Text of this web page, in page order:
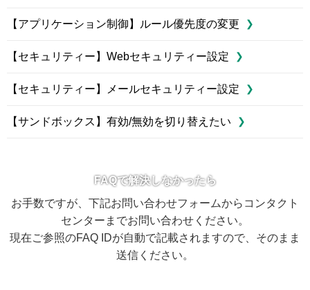
【アプリケーション制御】ルール優先度の変更
【セキュリティー】Webセキュリティー設定
【セキュリティー】メールセキュリティー設定
【サンドボックス】有効/無効を切り替えたい
FAQで解決しなかったら
お手数ですが、下記お問い合わせフォームからコンタクト
センターまでお問い合わせください。
現在ご参照のFAQ IDが自動で記載されますので、そのまま
送信ください。